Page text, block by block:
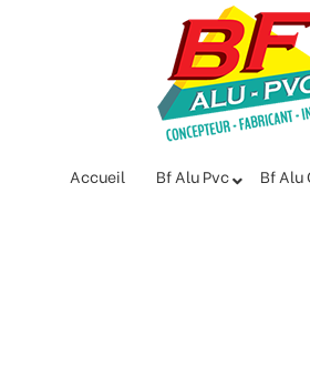
Accueil Bf Alu Pvc Bf Alu